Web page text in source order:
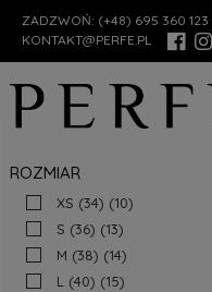
ZADZWOŃ: (+48) 695 360 123
KONTAKT@PERFE.PL
ROZMIAR
XS (34) (10)
S (36) (13)
M (38) (14)
L (40) (15)